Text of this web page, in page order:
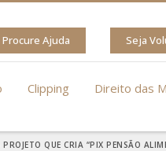
Procure Ajuda Seja
Clipping Direito das
QUE CRIA “PIX PENSÃO